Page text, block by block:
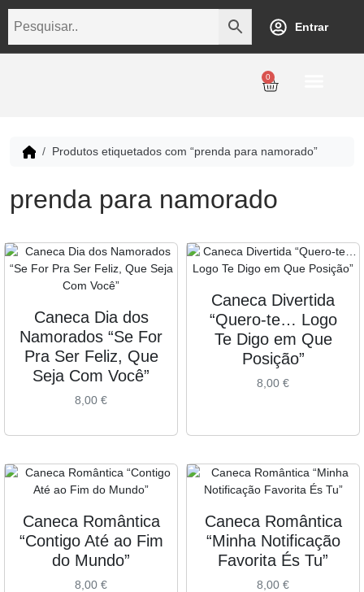
Entrar
0
Produtos etiquetados com “prenda para namorado”
prenda para namorado
Caneca Dia dos
Namorados “Se For
Pra Ser Feliz, Que
Seja Com Você”
8,00 €
Caneca Divertida
“Quero-te… Logo
Te Digo em Que
Posição”
8,00 €
Caneca Romântica
“Contigo Até ao Fim
do Mundo”
8,00 €
Caneca Romântica
“Minha Notificação
Favorita És Tu”
8,00 €